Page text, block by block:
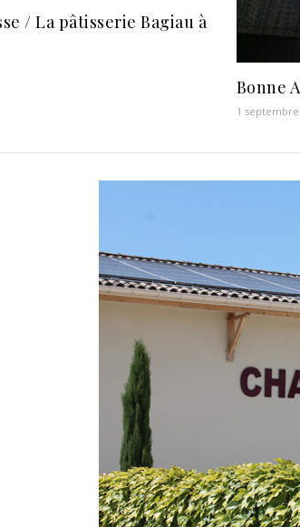
/ La pâtisserie Bagiau à
Bonne
1 septembre